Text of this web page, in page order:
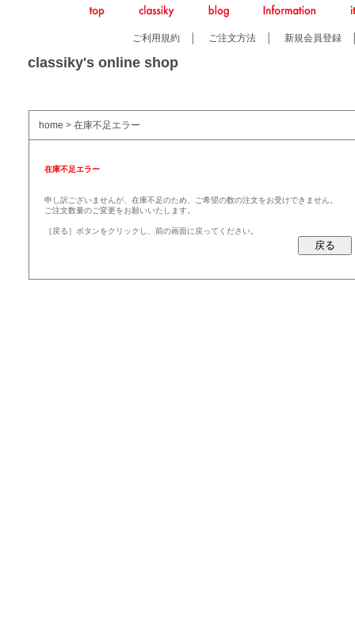
ご利用規約 ご注文方法 新規会員登録
classiky's online shop
home > 在庫不足エラー
在庫不足エラー
申し訳ございませんが、在庫不足のため、ご希望の数の注文をお受けできません。
ご注文数量のご変更をお願いいたします。
［戻る］ボタンをクリックし、前の画面に戻ってください。